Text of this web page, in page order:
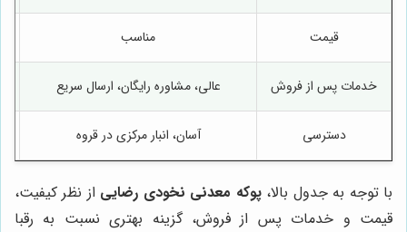
قیمت مناسب
خدمات پس از فروش عالی، مشاوره رایگان، ارسال سریع
دسترسی آسان، انبار مرکزی در قروه
با توجه به جدول بالا،پوکه معدنی نخودی رضایی از نظر کیفیت،
قیمت و خدمات پس از فروش، گزینه بهتری نسبت به رقبا